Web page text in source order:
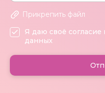
Прикрепить файл
Я даю своё согласие
данных